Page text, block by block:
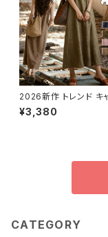
2026新作 トレンド キ
ピ 綿麻 シンプル ナ
ル 体系カバー レディ
¥3,380
CATEGORY